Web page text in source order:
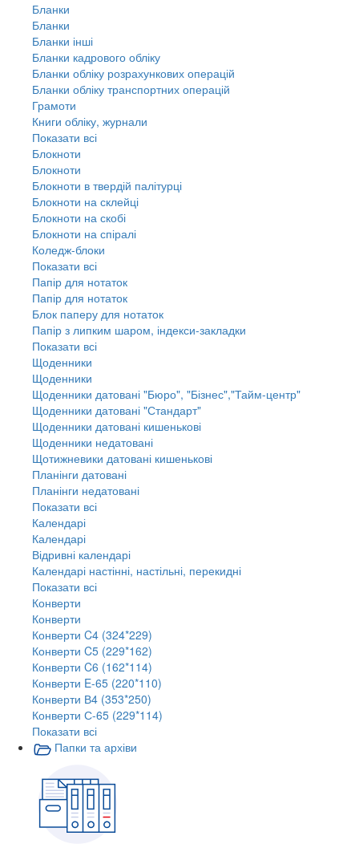
Бланки
Бланки
Бланки інші
Бланки кадрового обліку
Бланки обліку розрахункових операцій
Бланки обліку транспортних операцій
Грамоти
Книги обліку, журнали
Показати всі
Блокноти
Блокноти
Блокноти в твердій палітурці
Блокноти на склейці
Блокноти на скобі
Блокноти на спіралі
Коледж-блоки
Показати всі
Папір для нотаток
Папір для нотаток
Блок паперу для нотаток
Папір з липким шаром, індекси-закладки
Показати всі
Щоденники
Щоденники
Щоденники датовані "Бюро", "Бізнес","Тайм-центр"
Щоденники датовані "Стандарт"
Щоденники датовані кишенькові
Щоденники недатовані
Щотижневики датовані кишенькові
Планінги датовані
Планінги недатовані
Показати всі
Календарі
Календарі
Відривні календарі
Календарі настінні, настільні, перекидні
Показати всі
Конверти
Конверти
Конверти C4 (324*229)
Конверти C5 (229*162)
Конверти C6 (162*114)
Конверти E-65 (220*110)
Конверти В4 (353*250)
Конверти С-65 (229*114)
Показати всі
Папки та архіви